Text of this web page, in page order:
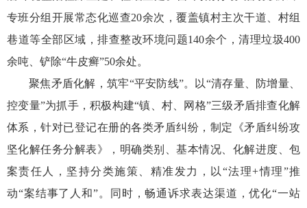
专班分组开展常态化巡查20余次，覆盖镇村主次干道、村组
巷道等全部区域，排查整改环境问题140余个，清理垃圾400
余吨、铲除“牛皮癣”50余处。
聚焦矛盾化解，筑牢“平安防线”。以“清存量、防增量、
控变量”为抓手，积极构建“镇、村、网格”三级矛盾排查化解
体系，针对已登记在册的各类矛盾纠纷，制定《矛盾纠纷攻
坚化解任务分解表》，明确类别、基本情况、化解进度、包
案责任人，坚持分类施策、精准发力，以“法理+情理”推
动“案结事了人和”。同时，畅通诉求表达渠道，优化“一站